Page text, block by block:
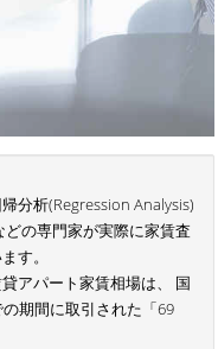
分析(Regression Analysis)
の専門家が実際に家賃査
す。
アパート家賃相場は、 国
期間に取引された「69